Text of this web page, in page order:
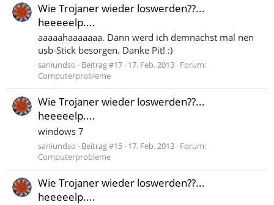
Wie Trojaner wieder loswerden??...
heeeeelp....
aaaaahaaaaaaa. Dann werd ich demnächst mal nen
usb-Stick besorgen. Danke Pit! :)
saniundso Beitrag #17 17. Feb. 2013 Forum:
Computerprobleme
Wie Trojaner wieder loswerden??...
heeeeelp....
windows 7
saniundso Beitrag #15 17. Feb. 2013 Forum:
Computerprobleme
Wie Trojaner wieder loswerden??...
heeeeelp....